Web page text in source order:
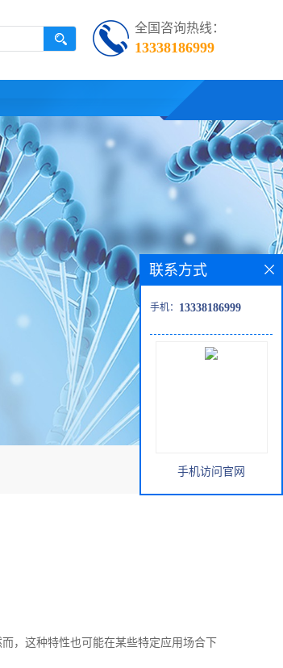
全国咨询热线：
13338186999
，这种特性也可能在某些特定应用场合下
联系方式
手机： 13338186999
手机访问官网